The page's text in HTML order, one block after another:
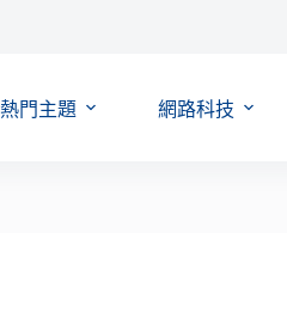
熱門主題 網路科技